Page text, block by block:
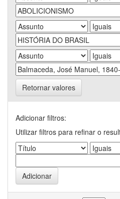
Retornar valores
Adicionar filtros:
Utilizar filtros para refinar o